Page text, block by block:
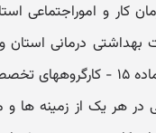
ترتیب در سازمان کار و
درمانی استان
دستی و گردشگری استان خواهد
در هر یک از زمینه ها